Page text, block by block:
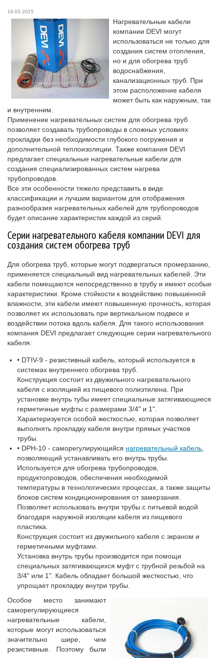
19.03.2015
Нагревательные кабели
компании DEVI могут
использоваться не только для
создания систем отопления,
но и для обогрева труб
водоснабжения,
канализационных труб. При
этом расположение кабеля
может быть как наружным, так
и внутренним.
Применение нагревательных систем для обогрева труб
позволяет создавать трубопроводы в сложных условиях
прокладки без необходимости глубокого погружения и
дополнительной теплоизоляции. Также компания DEVI
предлагает специальные нагревательные кабели для
создания специализированных систем нагрева
трубопроводов.
Все эти особенности тяжело представить в виде
классификации и лучшим вариантом для отображения
разнообразия нагревательных кабелей для трубопроводов
будет описание характеристик каждой из серий.
Серии нагревательного кабеля компании DEVI для
создания систем обогрева труб
Для обогрева труб, которые могут подвергаться промерзанию,
применяется специальный вид нагревательных кабелей. Эти
кабели помещаются непосредственно в трубу и имеют особые
характеристики. Кроме стойкости к воздействию повышенной
влажности, эти кабели имеют повышенную прочность, которая
позволяет их использовать при вертикальном подвесе и
воздействии потока вдоль кабеля. Для такого использования
компания DEVI предлагает следующие серии нагревательного
кабеля:
• DTIV-9 - резистивный кабель, который используется в
системах внутреннего обогрева труб.
Конструкция состоит из двужильного нагревательного
кабеля с изоляцией из пищевого полиэтилена. При
установке внутрь тубы имеет специальные затягивающиеся
герметичные муфты с размерами 3/4" и 1".
Характеризуется особой жесткостью, которая позволяет
выполнять прокладку кабеля внутри прямых участков
трубы.
• DPH-10 - саморегулирующийся нагревательный кабель
позволяющий устанавливать его внутрь трубы.
Используется для обогрева трубопроводов,
продуктопроводов, обеспечения необходимой
температуры в технологических процессах, а также защиты
блоков систем кондиционирования от замерзания.
Позволяет использовать внутри трубы с питьевой водой
благодаря наружной изоляции кабеля из пищевого
пластика.
Конструкция состоит из двужильного кабеля с экраном и
герметичными муфтами.
Установка внутрь трубы производится при помощи
специальных затягивающихся муфт с трубной резьбой на
3/4" или 1". Кабель обладает большой жесткостью, что
упрощает прокладку внутри трубы.
Особое место занимают
саморегулирующиеся
нагревательные кабели,
которые могут использоваться
значительно шире, чем
резистивные. Поэтому были